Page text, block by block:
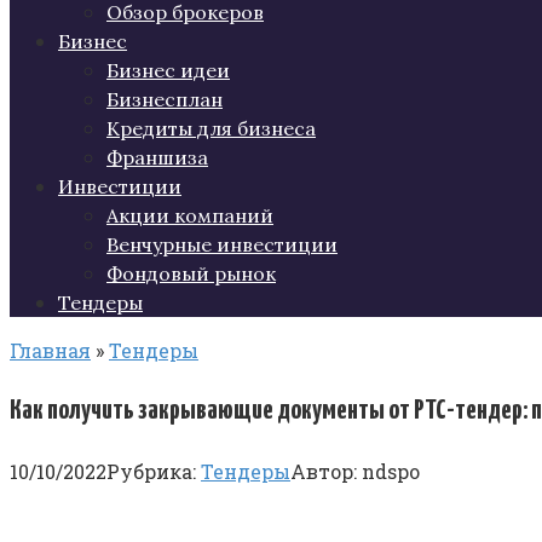
Обзор брокеров
Бизнес
Бизнес идеи
Бизнесплан
Кредиты для бизнеса
Франшиза
Инвестиции
Акции компаний
Венчурные инвестиции
Фондовый рынок
Тендеры
Главная »Тендеры
Как получить закрывающие документы от РТС-тендер:
10/10/2022Рубрика:ТендерыАвтор: ndspo